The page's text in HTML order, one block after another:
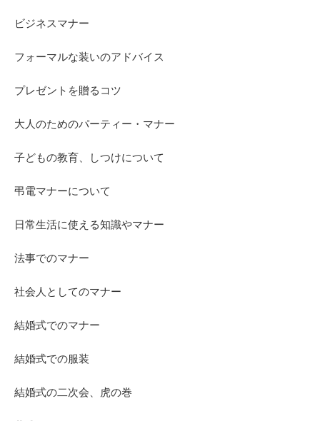
ビジネスマナー
フォーマルな装いのアドバイス
プレゼントを贈るコツ
大人のためのパーティー・マナー
子どもの教育、しつけについて
弔電マナーについて
日常生活に使える知識やマナー
法事でのマナー
社会人としてのマナー
結婚式でのマナー
結婚式での服装
結婚式の二次会、虎の巻